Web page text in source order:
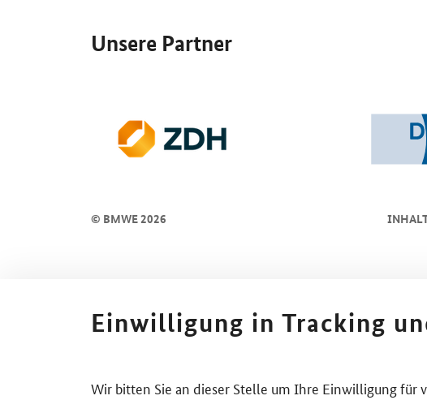
Unsere Partner
© BMWE 2026
Einwilligung in Tracking
Wir bitten Sie an dieser Stelle um Ihre Einwilligung